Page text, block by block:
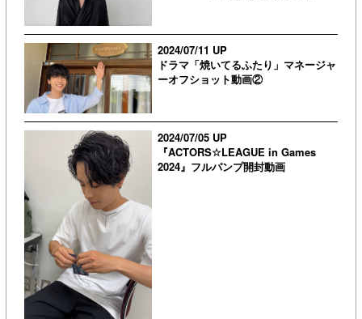
2024/07/11 UP
ドラマ「焼いてるふたり」マネージャ
ーオフショット動画②
2024/07/05 UP
『ACTORS☆LEAGUE in Games
2024』フルパンプ開封動画